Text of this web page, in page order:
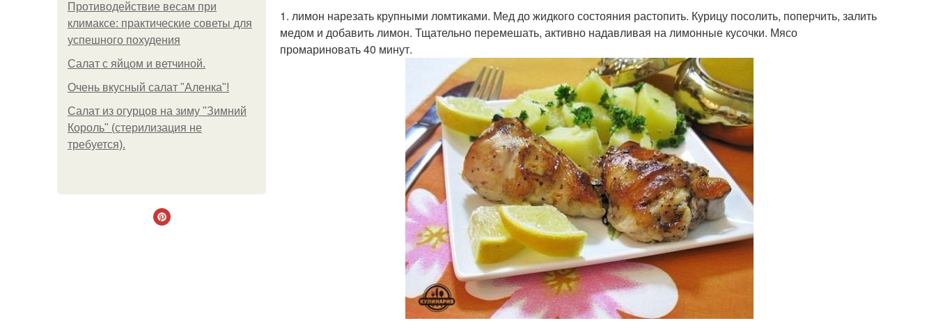
Противодействие весам при
климаксе: практические советы для
успешного похудения
Салат с яйцом и ветчиной.
Очень вкусный салат "Аленка"!
Салат из огурцов на зиму "Зимний
Король" (стерилизация не
требуется).
1. лимон нарезать крупными ломтиками. Мед до жидкого состояния растопить. Курицу посолить, поперчить, залить
медом и добавить лимон. Тщательно перемешать, активно надавливая на лимонные кусочки. Мясо
промариновать 40 минут.